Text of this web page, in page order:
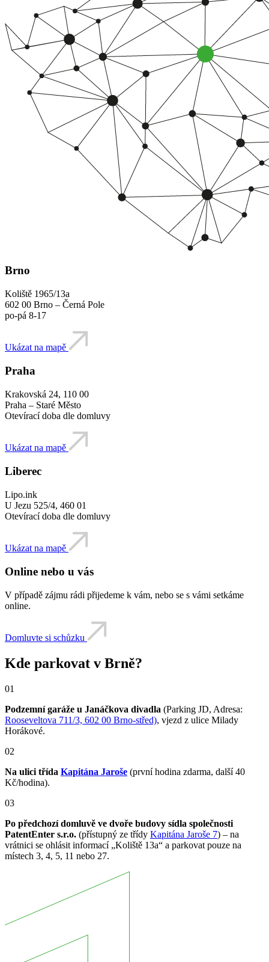
Brno
Koliště 1965/13a
602 00 Brno – Černá Pole
po-pá 8-17
Ukázat na mapě
Praha
Krakovská 24, 110 00
Praha – Staré Město
Otevírací doba dle domluvy
Ukázat na mapě
Liberec
Lipo.ink
U Jezu 525/4, 460 01
Otevírací doba dle domluvy
Ukázat na mapě
Online nebo u vás
V případě zájmu rádi přijedeme k vám, nebo se s vámi setkáme
online.
Domluvte si schůzku
Kde parkovat v Brně?
01
Podzemní garáže u Janáčkova divadla (Parking JD, Adresa:
Rooseveltova 711/3, 602 00 Brno-střed), vjezd z ulice Milady
Horákové.
02
Na ulici třída Kapitána Jaroše (první hodina zdarma, další 40
Kč/hodina).
03
Po předchozí domluvě ve dvoře budovy sídla společnosti
PatentEnter s.r.o. (přístupný ze třídy Kapitána Jaroše 7) – na
vrátnici se ohlásit informací „Koliště 13a“ a parkovat pouze na
místech 3, 4, 5, 11 nebo 27.